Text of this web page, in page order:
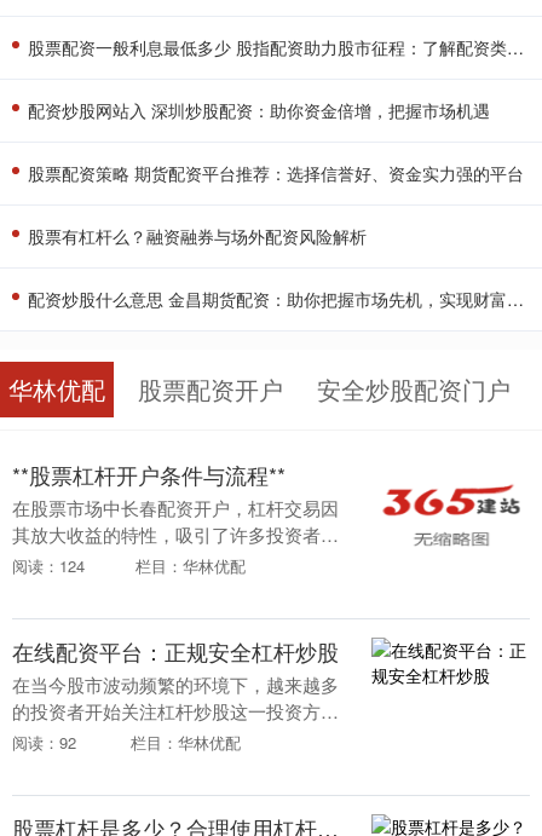
股票配资一般利息最低多少 股指配资助力股市征程：了解配资类型，把握投资机遇
配资炒股网站入 深圳炒股配资：助你资金倍增，把握市场机遇
股票配资策略 期货配资平台推荐：选择信誉好、资金实力强的平台
股票有杠杆么？融资融券与场外配资风险解析
配资炒股什么意思 金昌期货配资：助你把握市场先机，实现财富增值
华林优配 股票配资开户 安全炒股配资门户
**股票杠杆开户条件与流程**
在股票市场中长春配资开户，杠杆交易因
其放大收益的特性，吸引了许多投资者。
然而，杠杆也是一把双刃剑，既可能放大
杠杆的开户条件与....
阅读：124 栏目：华林优配
在线配资平台：正规安全杠杆炒股
在当今股市波动频繁的环境下，越来越多
的投资者开始关注杠杆炒股这一投资方
式。通过合理运用杠杆，投资者可以放大
场上众多的在线配资....
阅读：92 栏目：华林优配
股票杠杆是多少？合理使用杠杆倍数解析